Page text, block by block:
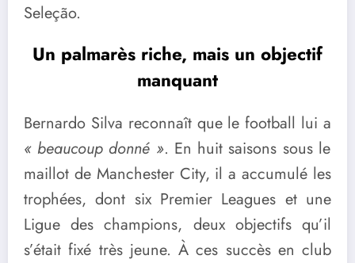
Seleção.
Un palmarès riche, mais un objectif
manquant
Bernardo Silva reconnaît que le football lui a
« beaucoup donné ». En huit saisons sous le
maillot de Manchester City, il a accumulé les
trophées, dont six Premier Leagues et une
Ligue des champions, deux objectifs qu’il
s’était fixé très jeune. À ces succès en club